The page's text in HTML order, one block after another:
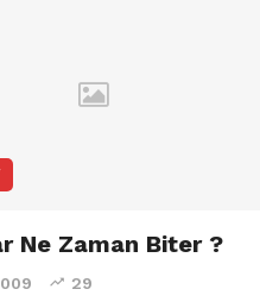
Ne Zaman Biter ?
29